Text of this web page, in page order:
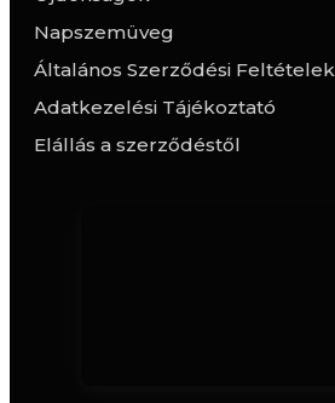
Napszemüveg
Általános Szerződési Feltételek
Adatkezelési Tájékoztató
Elállás a szerződéstől